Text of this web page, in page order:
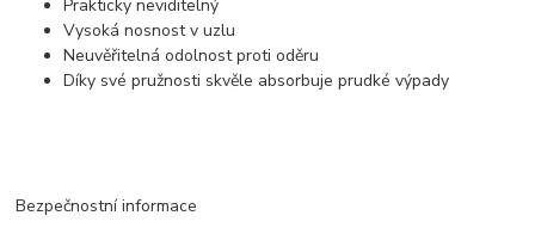
Prakticky neviditelný
Vysoká nosnost v uzlu
Neuvěřitelná odolnost proti oděru
Díky své pružnosti skvěle absorbuje prudké výpady
Bezpečnostní informace